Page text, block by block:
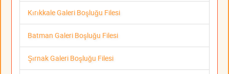
Kırıkkale Galeri Boşluğu Filesi
Batman Galeri Boşluğu Filesi
Şırnak Galeri Boşluğu Filesi